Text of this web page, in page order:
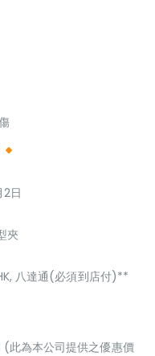
2日
夾
八達通(必須到店付)**
此為本公司提供之優惠價